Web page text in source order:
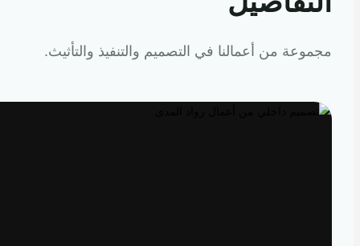
من أعمالنا في التصميم والتنفيذ والتأثيث.